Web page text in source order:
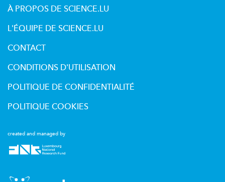
created and managed by
À PROPOS DE SCIENCE.LU
L'ÉQUIPE DE SCIENCE.LU
CONTACT
CONDITIONS D'UTILISATION
POLITIQUE DE CONFIDENTIALITÉ
POLITIQUE COOKIES